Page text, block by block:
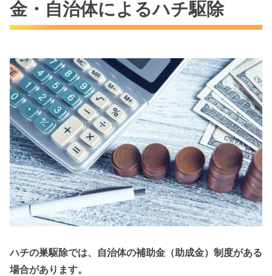
金・自治体によるハチ駆除
ハチの巣駆除では、自治体の補助金（助成金）制度がある
場合があります。